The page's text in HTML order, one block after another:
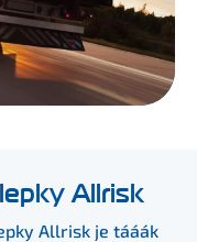
Allrisk
Allrisk je tááák